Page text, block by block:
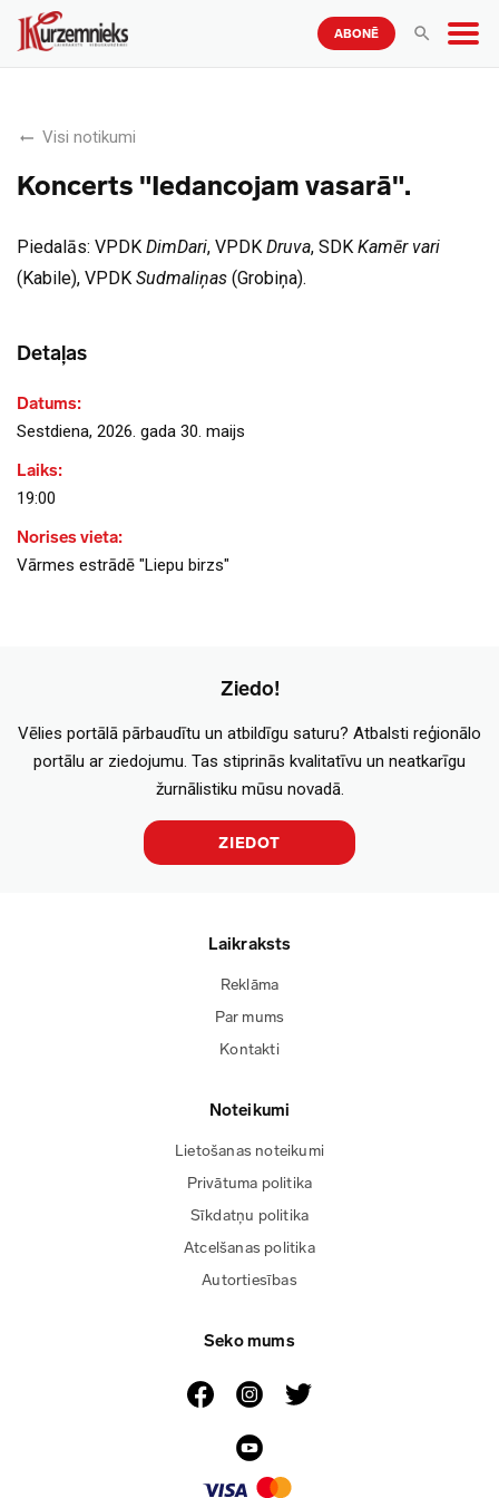
ABONĒ
Visi notikumi
Koncerts "Iedancojam vasarā".
Piedalās: VPDK DimDari, VPDK Druva, SDK Kamēr vari
(Kabile), VPDK Sudmaliņas (Grobiņa).
Detaļas
Datums:
Sestdiena, 2026. gada 30. maijs
Laiks:
19:00
Norises vieta:
Vārmes estrādē "Liepu birzs"
Ziedo!
Vēlies portālā pārbaudītu un atbildīgu saturu? Atbalsti reģionālo
portālu ar ziedojumu. Tas stiprinās kvalitatīvu un neatkarīgu
žurnālistiku mūsu novadā.
ZIEDOT
Laikraksts
Reklāma
Par mums
Kontakti
Noteikumi
Lietošanas noteikumi
Privātuma politika
Sīkdatņu politika
Atcelšanas politika
Autortiesības
Seko mums